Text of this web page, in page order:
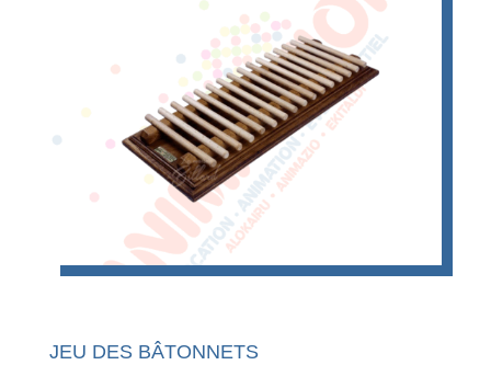
JEU DES BÂTONNETS